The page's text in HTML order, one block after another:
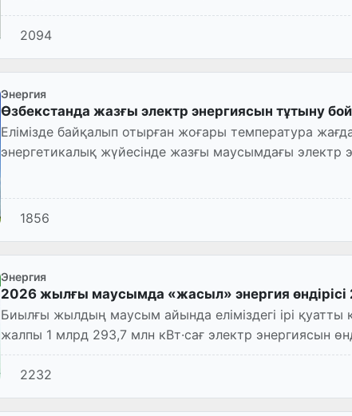
2094
Энергия
Өзбекстанда жазғы электр энергиясын тұтыну
Елімізде байқалып отырған жоғары температура
энергетикалық жүйесінде жазғы маусымдағы
1856
Энергия
2026 жылғы маусымда «жасыл» энергия өндірісі
Биылғы жылдың маусым айында еліміздегі ірі
жалпы 1 млрд 293,7 млн кВт·сағ электр энергиясын
осы кезеңімен...
2232